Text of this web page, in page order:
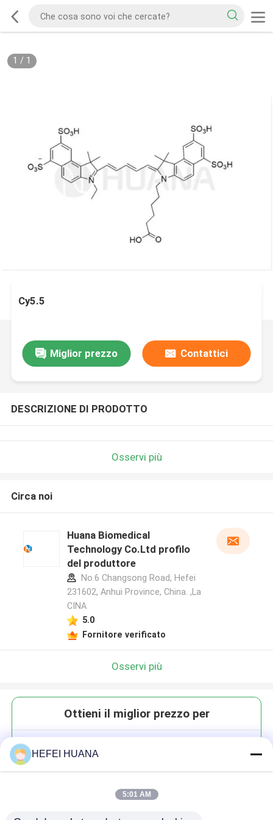
1 / 1
Cy5.5
Miglior prezzo Contattici
DESCRIZIONE DI PRODOTTO
Osservi più
Circa noi
Huana Biomedical
Technology Co.Ltd profilo
del produttore
No.6 Changsong Road, Hefei
231602, Anhui Province, China. ,La
CINA
5.0
Fornitore verificato
Osservi più
Ottieni il miglior prezzo per
HEFEI HUANA
5:01 AM